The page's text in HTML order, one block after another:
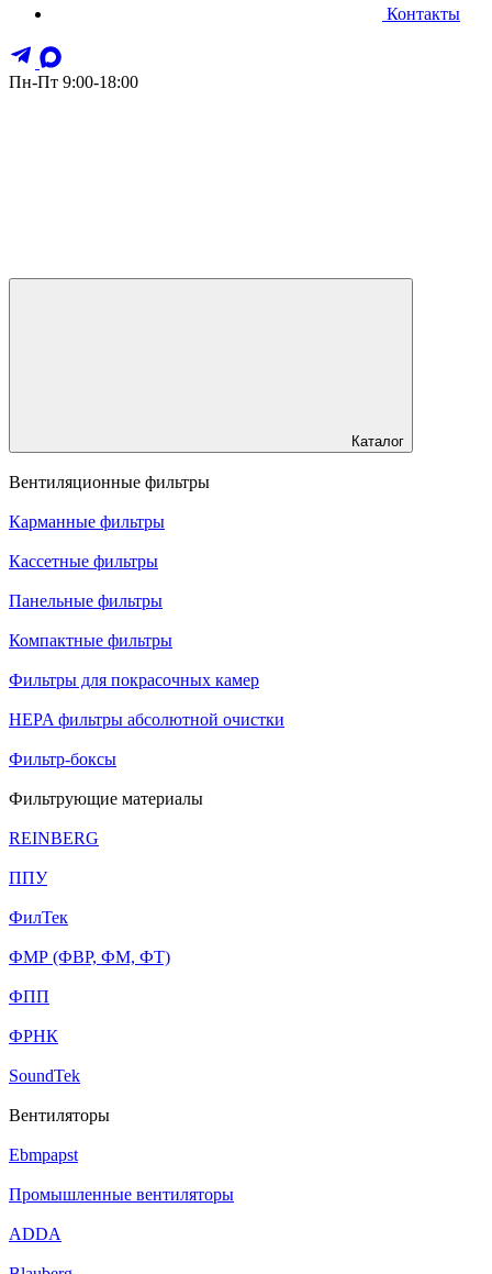
Контакты
Пн-Пт 9:00-18:00
Каталог
Вентиляционные фильтры
Карманные фильтры
Кассетные фильтры
Панельные фильтры
Компактные фильтры
Фильтры для покрасочных камер
HEPA фильтры абсолютной очистки
Фильтр-боксы
Фильтрующие материалы
REINBERG
ППУ
ФилТек
ФМР (ФВР, ФМ, ФТ)
ФПП
ФРНК
SoundTek
Вентиляторы
Ebmpapst
Промышленные вентиляторы
ADDA